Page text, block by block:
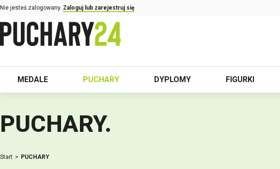
Nie jesteś zalogowany. Zaloguj lub zarejestruj się
MEDALE PUCHARY DYPLOMY FIGURKI
PUCHARY.
Start PUCHARY